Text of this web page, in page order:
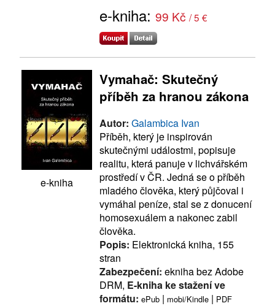
e-kniha: 99 Kč / 5 €
e-kniha
Vymahač: Skutečný
příběh za hranou zákona
Autor: Galambica Ivan
Příběh, který je inspirován
skutečnými událostmi, popisuje
realitu, která panuje v lichvářském
prostředí v ČR. Jedná se o příběh
mladého člověka, který půjčoval i
vymáhal peníze, stal se z donucení
homosexuálem a nakonec zabil
člověka.
Popis: Elektronická kniha, 155
stran
Zabezpečení: ekniha bez Adobe
DRM, E-kniha ke stažení ve
formátu: ePub | mobi/Kindle | PDF